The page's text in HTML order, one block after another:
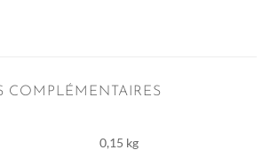
COMPLÉMENTAIRES
0,15 kg